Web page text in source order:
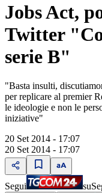
Jobs Act,
Twitter
serie B"
"Basta insulti,
per replicare al premier
le ideologie e non le
iniziative"
20 Set 2014 - 17:07
20 Set 2014 - 17:07
Segui su